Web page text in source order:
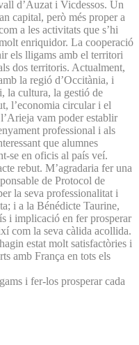
d’Auzat i Vicdessos. Un
capital, però més proper a
a les activitats que s’hi
enriquidor. La cooperació
els lligams amb el territori
dos territoris. Actualment,
la regió d’Occitània, i
la cultura, la gestió de
l’economia circular i el
vam poder establir
professional i als
que alumnes
se en oficis al país veí.
rebut. M’agradaria fer una
de Protocol de
la seva professionalitat i
i a la Bénédicte Taurine,
i implicació en fer prosperar
com la seva càlida acollida.
estat molt satisfactòries i
amb França en tots els
i fer-los prosperar cada